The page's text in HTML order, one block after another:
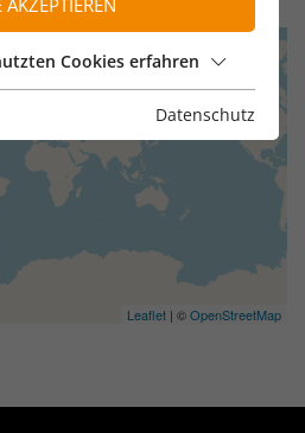
Leaflet | ©OpenStreetMap
AKZEPTIEREN
Cookies erfahren
Datenschutz